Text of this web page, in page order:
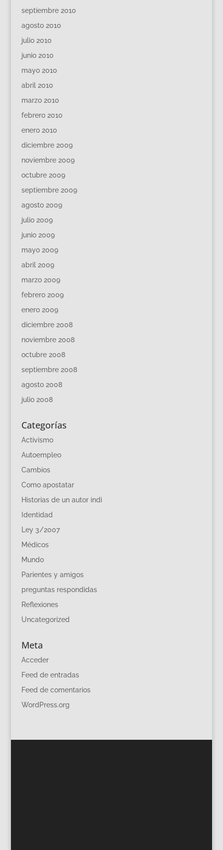
septiembre 2010
agosto 2010
julio 2010
junio 2010
mayo 2010
abril 2010
marzo 2010
febrero 2010
enero 2010
diciembre 2009
noviembre 2009
octubre 2009
septiembre 2009
agosto 2009
julio 2009
junio 2009
mayo 2009
abril 2009
marzo 2009
febrero 2009
enero 2009
diciembre 2008
noviembre 2008
octubre 2008
septiembre 2008
agosto 2008
julio 2008
Categorías
Activismo
Autoempleo
Cambios
Como apostatar
Historias de un autor indi
Identidad
Ley 3/2007
Médicos
Mundo
Parientes y amigos
preguntas respondidas
Reflexiones
Uncategorized
Meta
Acceder
Feed de entradas
Feed de comentarios
WordPress.org